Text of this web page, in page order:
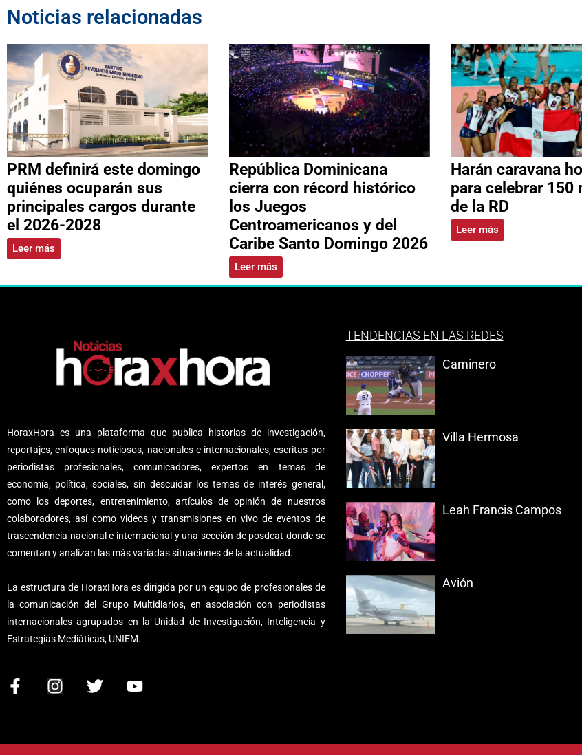
Noticias relacionadas
PRM definirá este domingo
quiénes ocuparán sus
principales cargos durante
el 2026-2028
Leer más
República Dominicana
cierra con récord histórico
los Juegos
Centroamericanos y del
Caribe Santo Domingo 2026
Leer más
Harán caravana
para celebrar 150
de la RD
Leer más
HoraxHora es una plataforma que publica historias de investigación,
reportajes, enfoques noticiosos, nacionales e internacionales, escritas por
periodistas profesionales, comunicadores, expertos en temas de
economía, política, sociales, sin descuidar los temas de interés general,
como los deportes, entretenimiento, artículos de opinión de nuestros
colaboradores, así como videos y transmisiones en vivo de eventos de
trascendencia nacional e internacional y una sección de posdcat donde se
comentan y analizan las más variadas situaciones de la actualidad.
La estructura de HoraxHora es dirigida por un equipo de profesionales de
la comunicación del Grupo Multidiarios, en asociación con periodistas
internacionales agrupados en la Unidad de Investigación, Inteligencia y
Estrategias Mediáticas, UNIEM.
F
I
T
Y
TENDENCIAS EN LAS REDES
Caminero
Villa Hermosa
Leah Francis Campos
Avión